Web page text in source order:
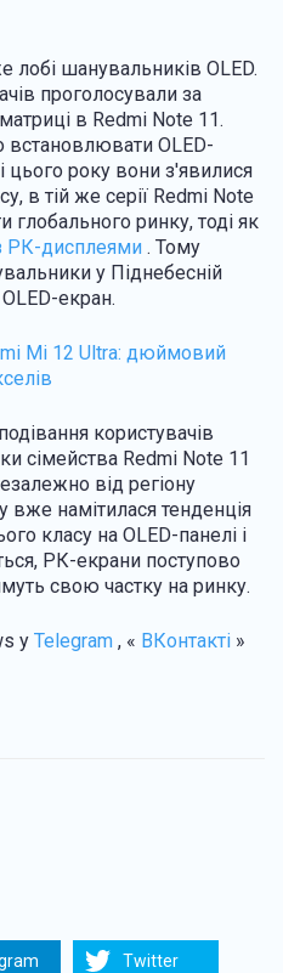
лобі шанувальників OLED.
проголосували за
в Redmi Note 11.
встановлювати OLED-
цього року вони з'явилися
в тій же серії Redmi Note
глобального ринку, тоді як
РК-дисплеями . Тому
у Піднебесній
екран.
Mi 12 Ultra: дюймовий
користувачів
сімейства Redmi Note 11
від регіону
вже намітилася тенденція
класу на OLED-панелі і
РК-екрани поступово
свою частку на ринку.
у Telegram , « ВКонтакті »
Twitter